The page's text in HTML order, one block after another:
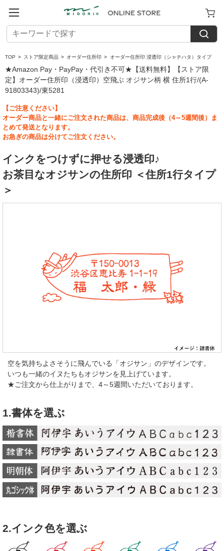
TOP > ストア限定商品 > オーダー住所印 > オーダー住所印 浸透印（シャチハタ）タイプ
★Amazon Pay・PayPay・代引き不可★【送料無料】【ストア限
定】オーダー住所印（浸透印）空飛ぶ オジサン柄 横 住所1行/(A-
91803343)/東5281
【ご注意ください】
オーダー商品と一緒にご注文された商品は、商品完成後（4～5週間後）ま
とめて発送となります。
お急ぎの商品は分けてご注文ください。
インクをつけずに押せる浸透印♪
お茶目なオジサンの住所印 ＜住所1行タイプ
＞
空を気持ちよさそうに飛んでいる「オジサン」のデザインです。
いつも一緒のイヌたちもオジサンを見上げています。
★ご注文から仕上がりまで、4～5週間いただいております。
1.書体を選ぶ
2.インク色を選ぶ